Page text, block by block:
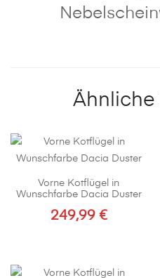
Ähnliche
Vorne Kotflügel in
Wunschfarbe Dacia Duster
249,99 €
weist